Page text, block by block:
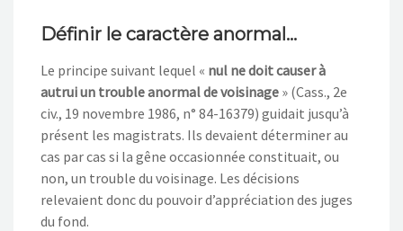
Définir le caractère anormal…
Le principe suivant lequel « nul ne doit causer à
autrui un trouble anormal de voisinage » (Cass., 2e
civ., 19 novembre 1986, n° 84-16379) guidait jusqu’à
présent les magistrats. Ils devaient déterminer au
cas par cas si la gêne occasionnée constituait, ou
non, un trouble du voisinage. Les décisions
relevaient donc du pouvoir d’appréciation des juges
du fond.